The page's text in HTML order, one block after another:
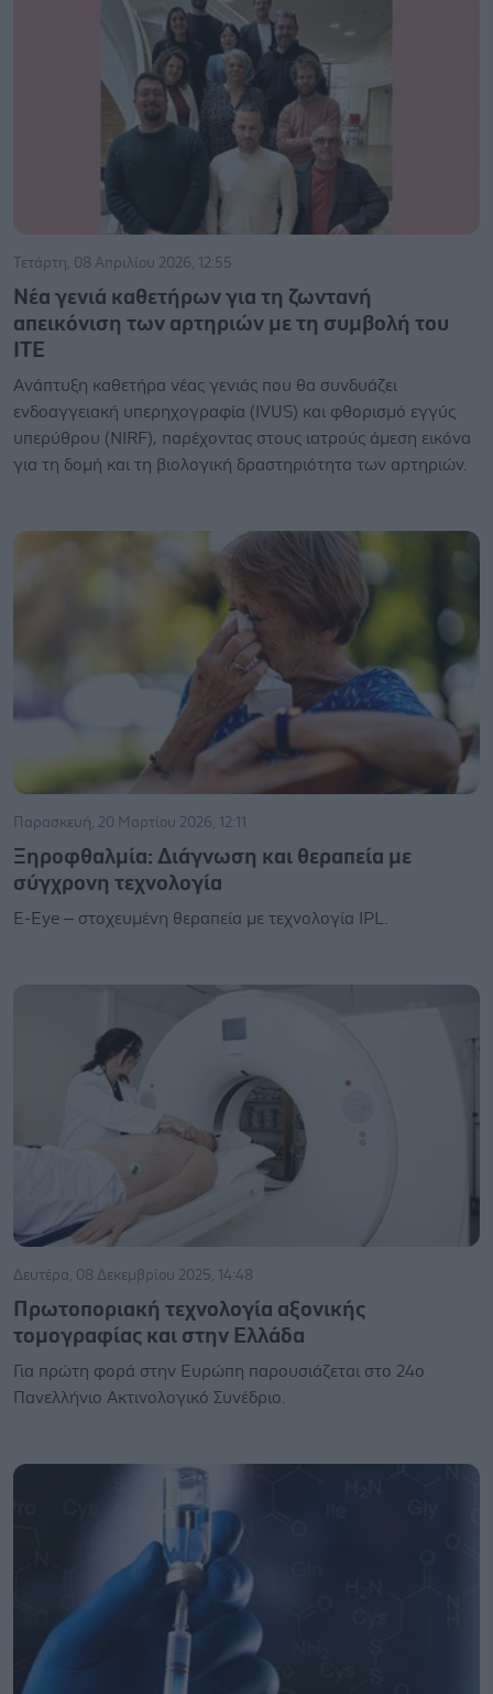
Τετάρτη, 08 Απριλίου 2026, 12:55
Νέα γενιά καθετήρων για τη ζωντανή
απεικόνιση των αρτηριών με τη συμβολή του
ΙΤΕ
Ανάπτυξη καθετήρα νέας γενιάς που θα συνδυάζει
ενδοαγγειακή υπερηχογραφία (IVUS) και φθορισμό εγγύς
υπερύθρου (NIRF), παρέχοντας στους ιατρούς άμεση εικόνα
για τη δομή και τη βιολογική δραστηριότητα των αρτηριών.
Παρασκευή, 20 Μαρτίου 2026, 12:11
Ξηροφθαλμία: Διάγνωση και θεραπεία με
σύγχρονη τεχνολογία
E-Eye – στοχευμένη θεραπεία με τεχνολογία IPL.
Δευτέρα, 08 Δεκεμβρίου 2025, 14:48
Πρωτοποριακή τεχνολογία αξονικής
τομογραφίας και στην Ελλάδα
Για πρώτη φορά στην Ευρώπη παρουσιάζεται στο 24ο
Πανελλήνιο Ακτινολογικό Συνέδριο.